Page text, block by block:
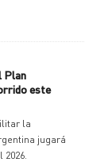
Plan
este
la
jugará